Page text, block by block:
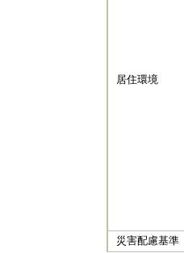
居住環境
災害配慮基準